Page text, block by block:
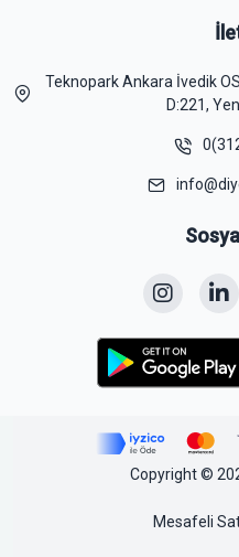
Teknopark Ankara İvedik
D:221,
Copyright ©
Mesafeli